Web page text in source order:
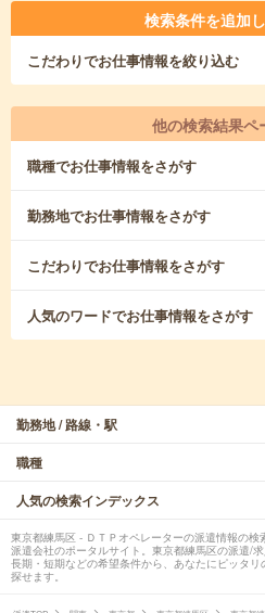
検索条件を追加
こだわりでお仕事情報を絞り込む
他の検索結果ペ
職種でお仕事情報をさがす
勤務地でお仕事情報をさがす
こだわりでお仕事情報をさがす
人気のワードでお仕事情報をさがす
勤務地 / 路線・駅
職種
人気の検索インデックス
東京都練馬区 - ＤＴＰオペレーターの派遣情報の
派遣会社のポータルサイト。東京都練馬区の派遣/
長期・短期などの希望条件から、あなたにピッタ
探せます。